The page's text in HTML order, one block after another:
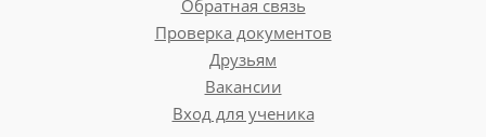
Обратная связь
Проверка документов
Друзьям
Вакансии
Вход для ученика